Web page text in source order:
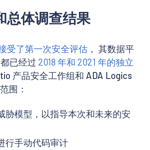
总体调查结果
受了第一次安全评估 ， 其数据平
都已经过 2018 年和 2021 年的独立
产品安全工作组和 ADA Logics
围：
胁模型，以指导本次和未来的安
行手动代码审计